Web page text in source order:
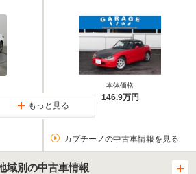
本体価格
146.9万円
もっと見る
カプチーノの中古車情報を見る
域別の中古車情報